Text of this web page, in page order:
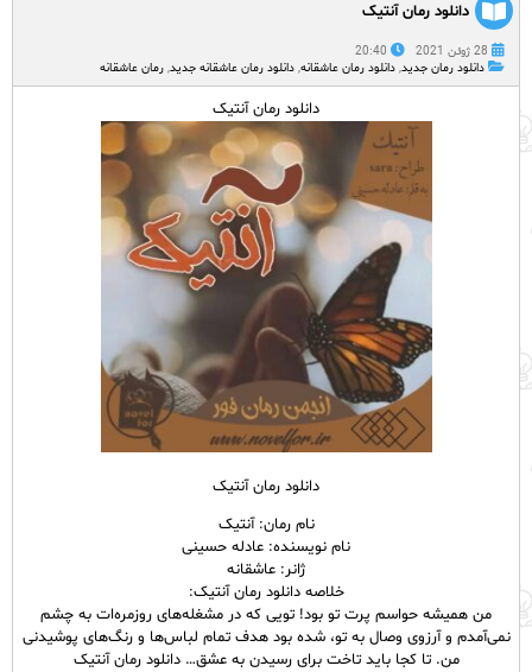
دانلود رمان آنتیک
28 ژوئن 2021
20:40
دانلود رمان جدید, دانلود رمان عاشقانه, دانلود رمان عاشقانه جدید, رمان عاشقانه
دانلود رمان آنتیک
دانلود رمان آنتیک
نام رمان: آنتیک
نام نویسنده: عادله حسینی
ژانر: عاشقانه
خلاصه دانلود رمان آنتیک:
من همیشه حواسم پرت تو بود! تویی که در مشغله‌های روزمره‌ات به چشم
نمی‌آمدم و آرزوی وصال به تو، شده بود هدف تمام لباس‌ها و رنگ‌های پوشیدنی
من. تا کجا باید تاخت برای رسیدن به عشق… دانلود رمان آنتیک